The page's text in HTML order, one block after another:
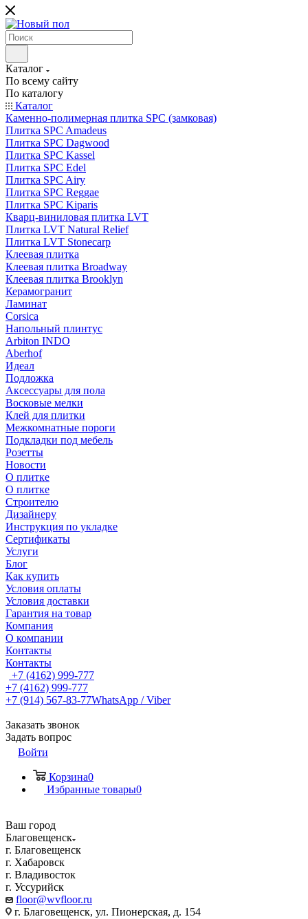
Каталог
По всему сайту
По каталогу
Каталог
Каменно-полимерная плитка SPC (замковая)
Плитка SPC Amadeus
Плитка SPC Dagwood
Плитка SPC Kassel
Плитка SPC Edel
Плитка SPC Airy
Плитка SPC Reggae
Плитка SPC Kiparis
Кварц-виниловая плитка LVT
Плитка LVT Natural Relief
Плитка LVT Stonecarp
Клеевая плитка
Клеевая плитка Broadway
Клеевая плитка Brooklyn
Керамогранит
Ламинат
Corsica
Напольный плинтус
Arbiton INDO
Aberhof
Идеал
Подложка
Аксессуары для пола
Восковые мелки
Клей для плитки
Межкомнатные пороги
Подкладки под мебель
Розетты
Новости
О плитке
О плитке
Строителю
Дизайнеру
Инструкция по укладке
Сертификаты
Услуги
Блог
Как купить
Условия оплаты
Условия доставки
Гарантия на товар
Компания
О компании
Контакты
Контакты
+7 (4162) 999-777
+7 (4162) 999-777
+7 (914) 567-83-77WhatsApp / Viber
Заказать звонок
Задать вопрос
Войти
Корзина0
Избранные товары0
Ваш город
Благовещенск
г. Благовещенск
г. Хабаровск
г. Владивосток
г. Уссурийск
floor@wvfloor.ru
г. Благовещенск, ул. Пионерская, д. 154